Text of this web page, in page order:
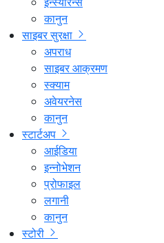
कानुन
साइबर सुरक्षा
अपराध
साइबर आक्रमण
स्क्याम
अवेयरनेस
कानुन
स्टार्टअप
आईडिया
इन्नोभेशन
प्रोफाइल
लगानी
कानुन
स्टोरी